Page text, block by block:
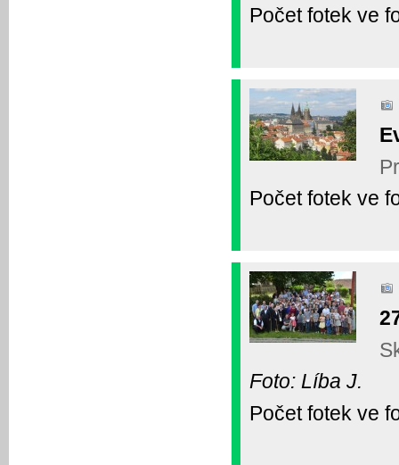
Počet fotek ve
Počet fotek ve
Foto: Líba J.
Počet fotek ve